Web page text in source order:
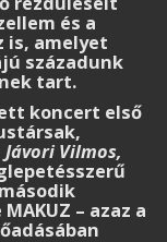
és a
is, amelyet
századunk
tart.
koncert első
Vilmos,
– azaz a